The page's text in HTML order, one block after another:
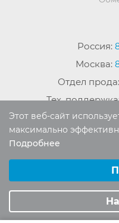
Россия:
Москва:
Отдел
Тех.
материалов сайта
Этот веб-сайт
максимально
Подробнее
Аналитические/